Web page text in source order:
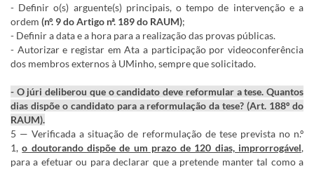
- Definir o(s) arguente(s) principais, o tempo de intervenção e a
ordem (nº. 9 do Artigo nª. 189 do RAUM);
- Definir a data e a hora para a realização das provas públicas.
- Autorizar e registar em Ata a participação por videoconferência
dos membros externos à UMinho, sempre que solicitado.
- O júri deliberou que o candidato deve reformular a tese. Quantos
dias dispõe o candidato para a reformulação da tese? (Art. 188º do
RAUM).
5 — Verificada a situação de reformulação de tese prevista no n.º
1,o doutorando dispõe de um prazo de 120 dias, improrrogável,
para a efetuar ou para declarar que a pretende manter tal como a